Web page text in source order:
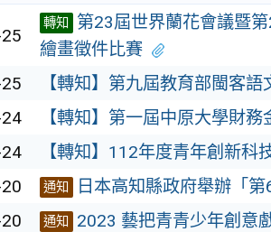
轉知
第23屆世界蘭花會議暨
繪畫徵件比賽
【轉知】第九屆教育部閩客
【轉知】第一屆中原大學財
【轉知】112年度青年創新科
通知 日本高知縣政府舉辦「第
通知 2023 藝把青青少年創意